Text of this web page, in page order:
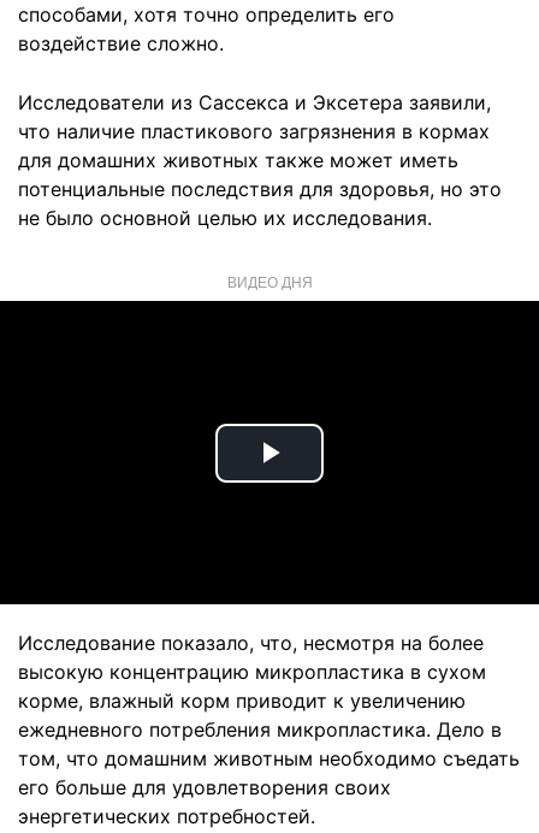
способами, хотя точно определить его
воздействие сложно.
Исследователи из Сассекса и Эксетера заявили,
что наличие пластикового загрязнения в кормах
для домашних животных также может иметь
потенциальные последствия для здоровья, но это
не было основной целью их исследования.
ВИДЕО ДНЯ
Play
Исследование показало, что, несмотря на более
высокую концентрацию микропластика в сухом
корме, влажный корм приводит к увеличению
ежедневного потребления микропластика. Дело в
том, что домашним животным необходимо съедать
его больше для удовлетворения своих
энергетических потребностей.